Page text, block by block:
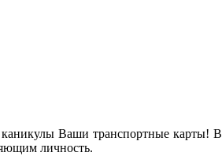
каникулы Ваши транспортные карты! В
личность.